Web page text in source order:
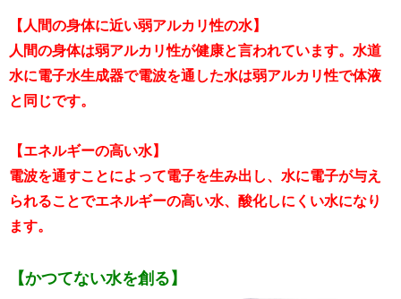
【人間の身体に近い弱アルカリ性の水】
人間の身体は弱アルカリ性が健康と言われています。水道
水に電子水生成器で電波を通した水は弱アルカリ性で体液
と同じです。
【エネルギーの高い水】
電波を通すことによって電子を生み出し、水に電子が与え
られることでエネルギーの高い水、酸化しにくい水になり
ます。
【かつてない水を創る】